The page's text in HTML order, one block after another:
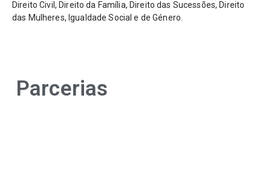
Direito Civil, Direito da Família, Direito das Sucessões, Direito
das Mulheres, Igualdade Social e de Género.
Parcerias